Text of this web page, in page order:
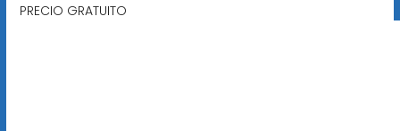
PRECIO GRATUITO